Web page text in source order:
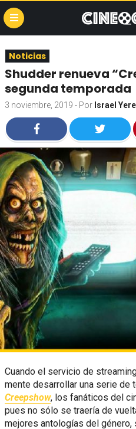
Noticias
Shudder renueva
segunda temporada
3 noviembre, 2019 - Por Israel
Cuando el servicio de
mente desarrollar una serie de
Creepshow, los fanáticos del
pues no sólo se traería de
mejores antologías del